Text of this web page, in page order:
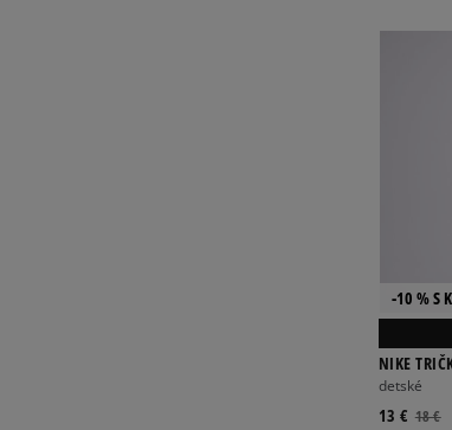
-10 % S
NIKE
detské
18 €
13 €